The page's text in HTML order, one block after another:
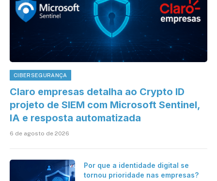
CIBERSEGURANÇA
Claro empresas detalha ao Crypto ID
projeto de SIEM com Microsoft Sentinel,
IA e resposta automatizada
6 de agosto de 2026
Por que a identidade digital se
tornou prioridade nas empresas?